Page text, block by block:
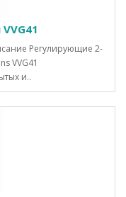
Регулирующие 2-
VVG41
и..